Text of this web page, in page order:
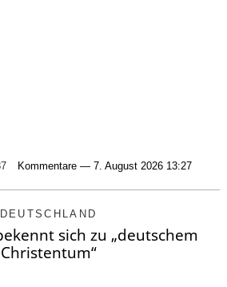
Kommentare — 7. August 2026 13:27
DEUTSCHLAND
sich zu „deutschem
Christentum“